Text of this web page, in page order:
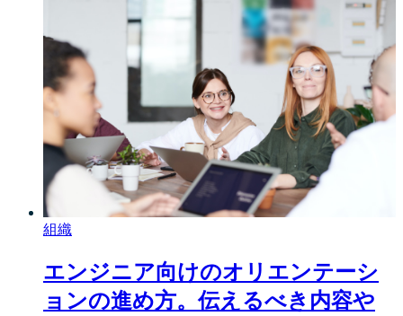
組織
エンジニア向けのオリエンテーシ
ョンの進め方。伝えるべき内容や